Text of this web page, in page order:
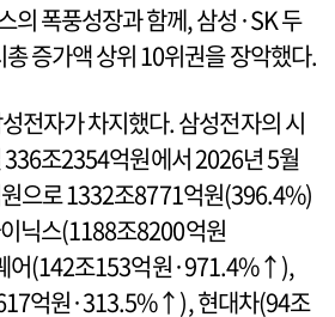
의 폭풍성장과 함께, 삼성·SK 두
증가액 상위 10위권을 장악했다.
전자가 차지했다. 삼성전자의 시
조2354억원에서 2026년 5월
으로 1332조8771억원(396.4%)
닉스(1188조8200억원
어(142조153억원·971.4%↑),
억원·313.5%↑), 현대차(94조